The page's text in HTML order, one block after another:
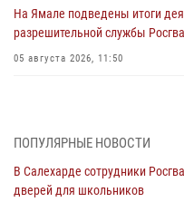
На Ямале подведены итоги
разрешительной службы
05 августа 2026, 11:50
03 августа 2026, 07:21 2
Генерал-полковник Юрий
молодёжном образовательном
ПОПУЛЯРНЫЕ НОВОСТИ
В Салехарде сотрудники
дверей для школьников